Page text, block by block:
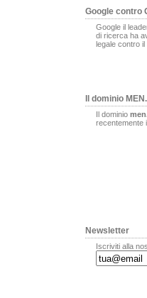
Google contro
Google il
di ricerca ha
legale contro
Il dominio
Il dominio
recentemente
Newsletter
Iscriviti alla